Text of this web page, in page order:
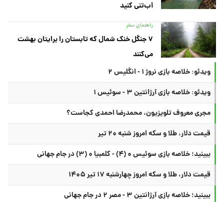
آب‌تنی کنید
راهنمای سفر
۷ جنگل خنک شمال که تابستان را برایتان بهشت
می‌کنند
ویدئو: خلاصه بازی نروژ ۱ - انگلیس ۲
ویدئو: خلاصه بازی آرژانتین ۳ - سوئیس ۱
مجری معروف تلویزیون، محمدرضا احمدی کجاست؟
قیمت دلار، طلا و سکه امروز شنبه ۲۰ تیر
ببینید؛ خلاصه بازی سوئیس ۰ (۴) - کلمبیا ۰ (۳) در جام جهانی
قیمت دلار، طلا و سکه امروز چهارشنبه ۱۷ تیر ۱۴۰۵
ببینید؛ خلاصه بازی آرژانتین ۳ - مصر ۲ در جام جهانی